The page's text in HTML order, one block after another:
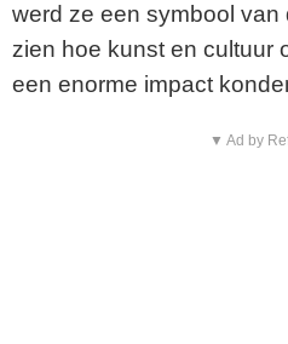
werd ze een symbool van
zien hoe kunst en cultuur
een enorme impact
▼ Ad by